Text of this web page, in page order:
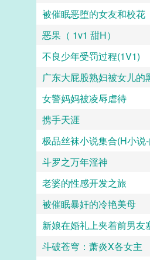
被催眠恶堕的女友和校花
恶果（ 1v1 甜H）
不良少年受罚过程(1V1)
女警妈妈被凌辱虐待
携手天涯
斗罗之万年淫神
老婆的性感开发之旅
被催眠暴奸的冷艳美母
斗破苍穹：萧炎X各女主